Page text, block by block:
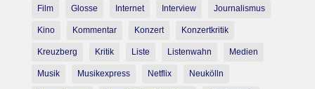
Film Glosse Internet Interview Journalismus
Kino Kommentar Konzert Konzertkritik
Kreuzberg Kritik Liste Listenwahn Medien
Musik Musikexpress Netflix Neukölln